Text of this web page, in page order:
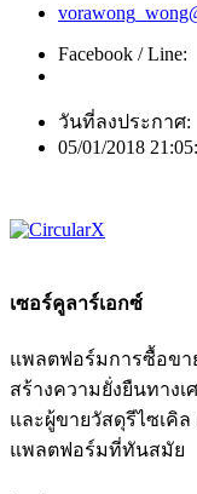
Facebook / Line:
วันที่ลงประกาศ:
05/01/2018
เซอร์คูลาร์เอกซ์
แพลตฟอร์มการซื้อขา
สร้างความยั่งยืนทาง
และผู้ขายวัสดุรีไซเคิ
แพลตฟอร์มที่ทันสมัย